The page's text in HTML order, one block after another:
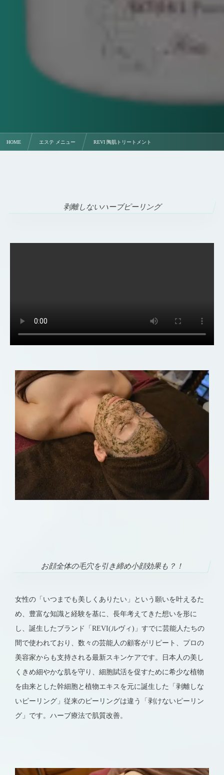
HOME エステ メニュー REVI 陶肌トリートメント
剥離しないハーブピーリング
お顔全体の毛穴を引き締め小顔効果も？！
女性の「いつまでも美しくありたい」という願いを叶えるた
め、豊富な知識と経験を基に、長年考えてきた想いを形に
し、誕生したブランド「REVI(ルヴィ)」すでに芸能人たちの
間で使われており、数々の芸能人の顧客がリピート、プロの
美容家からも支持される最新スキンケアです。日本人の美し
くきめ細やかな肌を守り、細胞賦活を促すために希少な植物
を由来とした幹細胞と植物エキスを元に誕生した「剥離しな
いピーリング」従来のピーリングは違う「剥けないピーリン
グ」です。ハーブ療法で肌質改善。